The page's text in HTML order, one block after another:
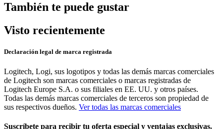
También te puede gustar
Visto recientemente
Declaración legal de marca registrada
Logitech, Logi, sus logotipos y todas las demás marcas comerciales
de Logitech son marcas comerciales o marcas registradas de
Logitech Europe S.A. o sus filiales en EE. UU. y otros países.
Todas las demás marcas comerciales de terceros son propiedad de
sus respectivos dueños. Ver todas las marcas comerciales
Suscríbete para recibir tu oferta especial y ventajas exclusivas.